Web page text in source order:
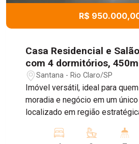
R$
Casa Residencial e
com 4 dormitórios,
Rio Claro/SP
Santana - Rio Claro/SP
Imóvel versátil, ideal para
moradia e negócio em um
localizado em região
e bem distribuídos,